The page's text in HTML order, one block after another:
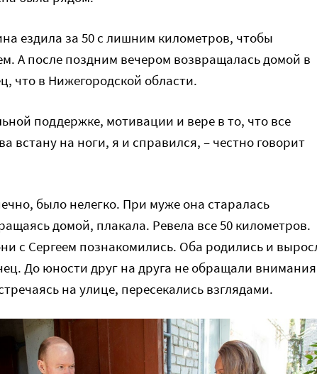
ездила за 50 с лишним километров, чтобы
А после поздним вечером возвращалась домой в
что в Нижегородской области.
поддержке, мотивации и вере в то, что все
встану на ноги, я и справился, – честно говорит
было нелегко. При муже она старалась
домой, плакала. Ревела все 50 километров.
с Сергеем познакомились. Оба родились и
До юности друг на друга не обращали
на улице, пересекались взглядами.